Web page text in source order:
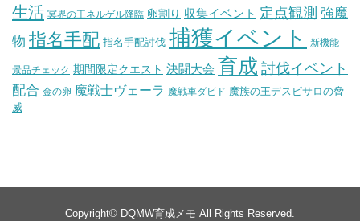
生活 冥界の王ネルゲル降臨 卵割り 収集イベント 定点観測 強魔
物 指名手配 指名手配討伐 捕獲イベント 新機能
景品チェック 期間限定クエスト 決闘大会 育成 討伐イベント
配合 金の卵 魔戦士ヴェーラ 魔戦車ダビド 魔族の王デスピサロの脅
威
Copyright© DQMW育成メモ All Rights Reserved.